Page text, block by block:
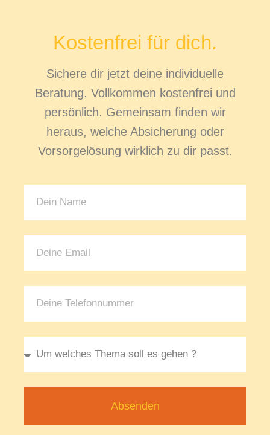
Kostenfrei für dich.
Sichere dir jetzt deine individuelle
Beratung. Vollkommen kostenfrei und
persönlich. Gemeinsam finden wir
heraus, welche Absicherung oder
Vorsorgelösung wirklich zu dir passt.
Absenden